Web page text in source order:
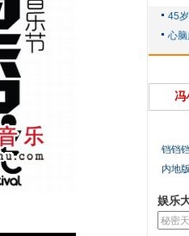
冯
铛铛
内地
娱乐